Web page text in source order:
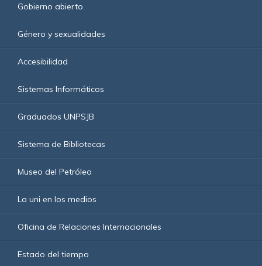
Gobierno abierto
Género y sexualidades
Accesibilidad
Sistemas Informáticos
Graduados UNPSJB
Sistema de Bibliotecas
Museo del Petróleo
La uni en los medios
Oficina de Relaciones Internacionales
Estado del tiempo